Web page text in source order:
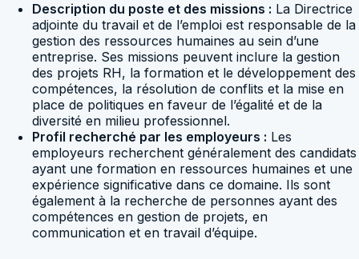
Description du poste et des missions : La Directrice
adjointe du travail et de l’emploi est responsable de la
gestion des ressources humaines au sein d’une
entreprise. Ses missions peuvent inclure la gestion
des projets RH, la formation et le développement des
compétences, la résolution de conflits et la mise en
place de politiques en faveur de l’égalité et de la
diversité en milieu professionnel.
Profil recherché par les employeurs : Les
employeurs recherchent généralement des candidats
ayant une formation en ressources humaines et une
expérience significative dans ce domaine. Ils sont
également à la recherche de personnes ayant des
compétences en gestion de projets, en
communication et en travail d’équipe.